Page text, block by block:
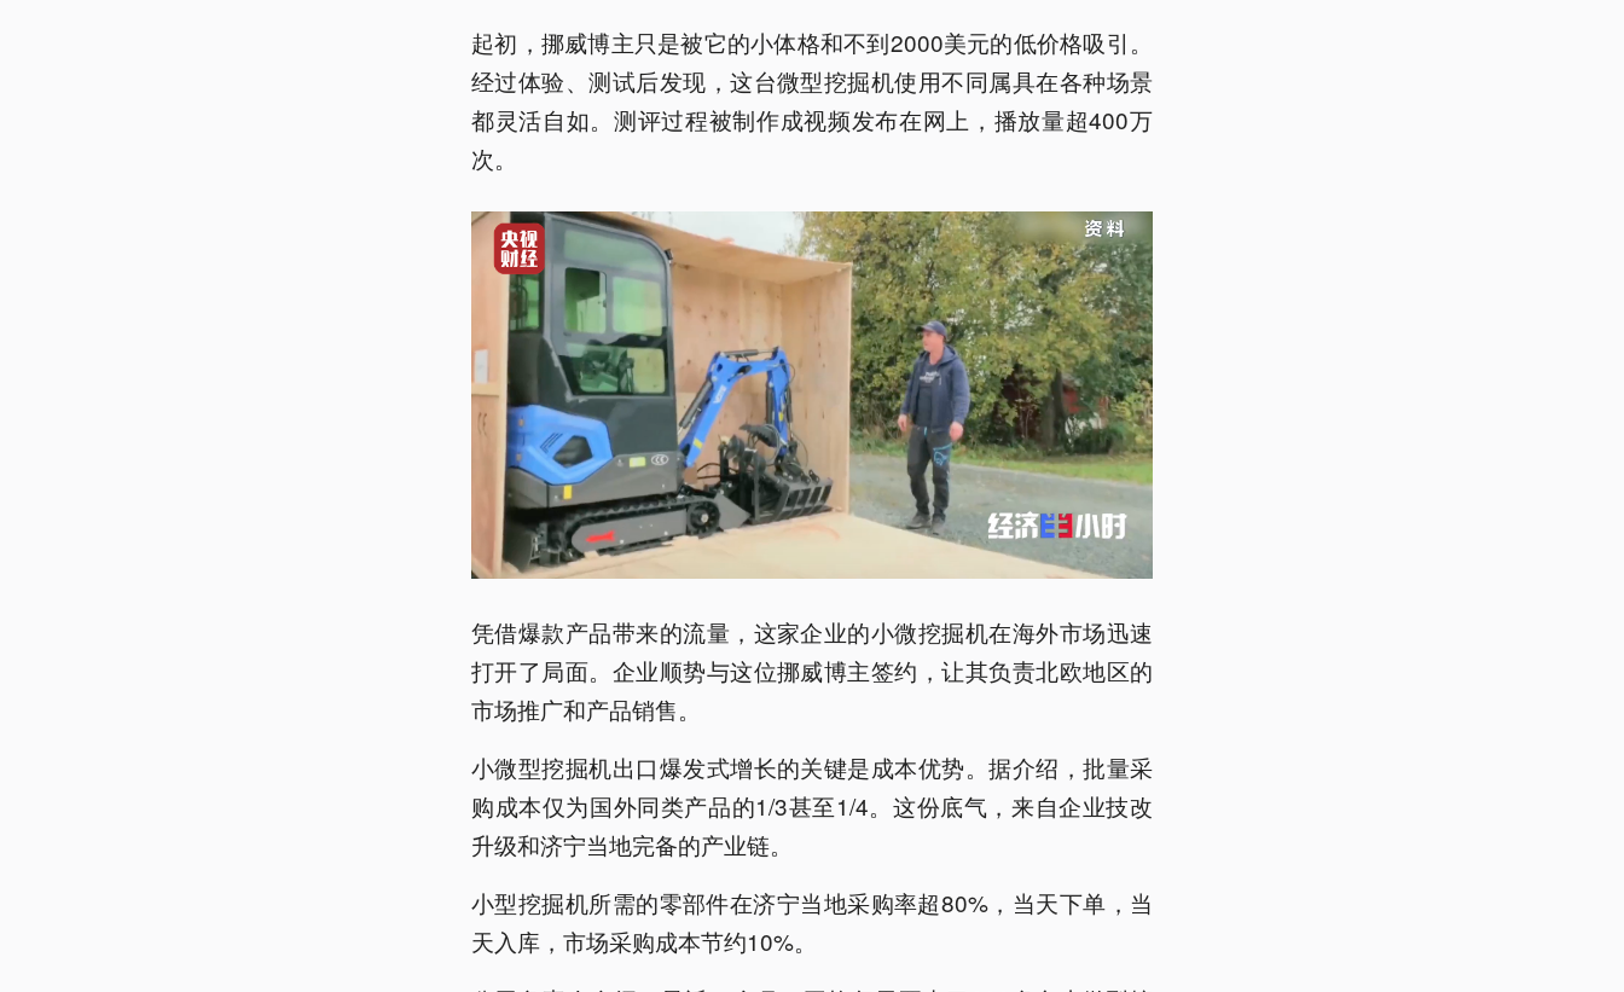
起初，挪威博主只是被它的小体格和不到2000美元的低价格吸引。
经过体验、测试后发现，这台微型挖掘机使用不同属具在各种场景
都灵活自如。测评过程被制作成视频发布在网上，播放量超400万
次。
凭借爆款产品带来的流量，这家企业的小微挖掘机在海外市场迅速
打开了局面。企业顺势与这位挪威博主签约，让其负责北欧地区的
市场推广和产品销售。
小微型挖掘机出口爆发式增长的关键是成本优势。据介绍，批量采
购成本仅为国外同类产品的1/3甚至1/4。这份底气，来自企业技改
升级和济宁当地完备的产业链。
小型挖掘机所需的零部件在济宁当地采购率超80%，当天下单，当
天入库，市场采购成本节约10%。